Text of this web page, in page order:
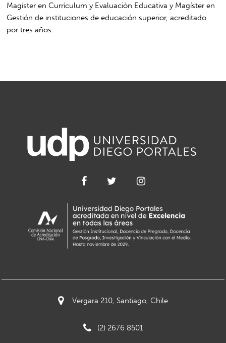
Magíster en Currículum y Evaluación Educativa y Magíster en
Gestión de instituciones de educación superior, acreditado
por tres años.
Vergara 210, Santiago, Chile
(2) 2676 8501